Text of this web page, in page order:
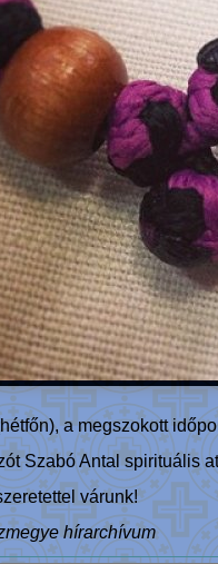
a megszokott
Szabó Antal spirituális
várunk!
hírarchívum